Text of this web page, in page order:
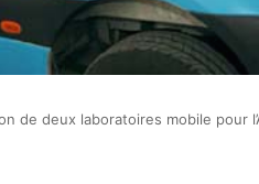
de deux laboratoires mobile pour